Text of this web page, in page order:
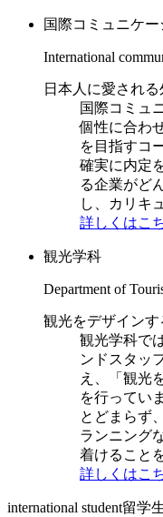
国際コミュニケ
International
日本人に愛され
国際コミュ
個性に合わ
を目指すコ
確実に内定
る企業がど
し、カリキ
詳しくはこ
観光学科
Department of
観光をデザイン
観光学科で
ンドスタッ
え、「観光
を行ってい
とどまらず
ランニング
着けること
詳しくはこ
international student留学